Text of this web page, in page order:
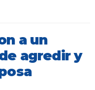
a un
agredir y